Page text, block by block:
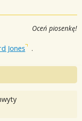
Oceń piosenkę!
Jones .